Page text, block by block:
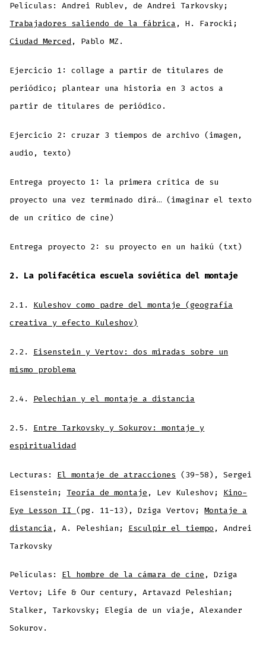
Películas: Andrei Rublev, de Andrei Tarkovsky;
Trabajadores saliendo de la fábrica , H. Farocki;
Ciudad Merced , Pablo MZ.
Ejercicio 1: collage a partir de titulares de
periódico; plantear una historia en 3 actos a
partir de titulares de periódico.
Ejercicio 2: cruzar 3 tiempos de archivo (imagen,
audio, texto)
Entrega proyecto 1: la primera crítica de su
proyecto una vez terminado dirá… (imaginar el texto
de un crítico de cine)
Entrega proyecto 2: su proyecto en un haikú (txt)
2. La polifacética escuela soviética del montaje
2.1. Kuleshov como padre del montaje (geografía
creativa y efecto Kuleshov)
2.2. Eisenstein y Vertov: dos miradas sobre un
mismo problema
2.4. Pelechian y el montaje a distancia
2.5. Entre Tarkovsky y Sokurov: montaje y
espiritualidad
Lecturas: El montaje de atracciones (39-58), Sergei
Eisenstein;Teoría de montaje , Lev Kuleshov; Kino-
Eye Lesson II (pg. 11-13), Dziga Vertov;Montaje a
distancia , A. Peleshian; Esculpir el tiempo , Andrei
Tarkovsky
Películas: El hombre de la cámara de cine , Dziga
Vertov; Life & Our century, Artavazd Peleshian;
Stalker, Tarkovsky; Elegía de un viaje, Alexander
Sokurov.